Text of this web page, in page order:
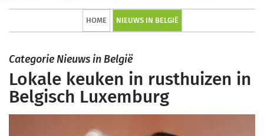
HOME NIEUWS IN BELGIË
Categorie Nieuws in België
Lokale keuken in rusthuizen in
Belgisch Luxemburg